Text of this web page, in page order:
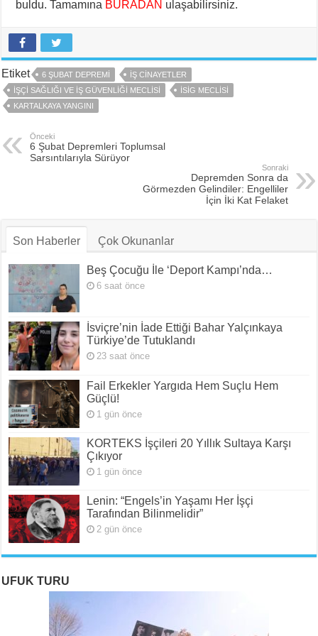
buldu. Tamamına BURADAN ulaşabilirsiniz.
Etiket 6 ŞUBAT DEPREMI
IŞ CINAYETLER
İŞÇI SAĞLIĞI VE İŞ GÜVENLIĞI MECLISI
İSİG MECLISI
KARTALKAYA YANGINI
Önceki
6 Şubat Depremleri Toplumsal
Sarsıntılarıyla Sürüyor
Sonraki
Depremden Sonra da
Görmezden Gelindiler: Engelliler
İçin İki Kat Felaket
Son Haberler Çok Okunanlar
Beş Çocuğu İle ‘Deport Kampı’nda…
6 saat önce
İsviçre’nin İade Ettiği Bahar Yalçınkaya
Türkiye’de Tutuklandı
23 saat önce
Fail Erkekler Yargıda Hem Suçlu Hem
Güçlü!
1 gün önce
KORTEKS İşçileri 20 Yıllık Sultaya Karşı
Çıkıyor
1 gün önce
Lenin: “Engels’in Yaşamı Her İşçi
Tarafından Bilinmelidir”
2 gün önce
UFUK TURU